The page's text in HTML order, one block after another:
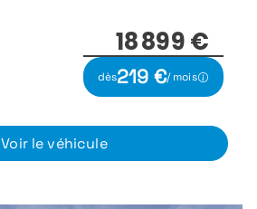
18 899 €
dès219 €/ mois
Voir le véhicule